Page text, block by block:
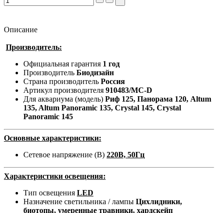
Описание
Производитель:
Официальная гарантия 1 год
Производитель Биодизайн
Страна производитель Россия
Артикул производителя 910483/MC-D
Для аквариума (модель) Риф 125, Панорама 120, Altum
135, Altum Panoramic 135, Crystal 145, Crystal
Panoramic 145
Основные характеристики:
Сетевое напряжение (В) 220В, 50Гц
Характеристики освещения:
Тип освещения LED
Назначение светильника / лампы Цихлидники,
биотопы, умеренные травники, хардскейп